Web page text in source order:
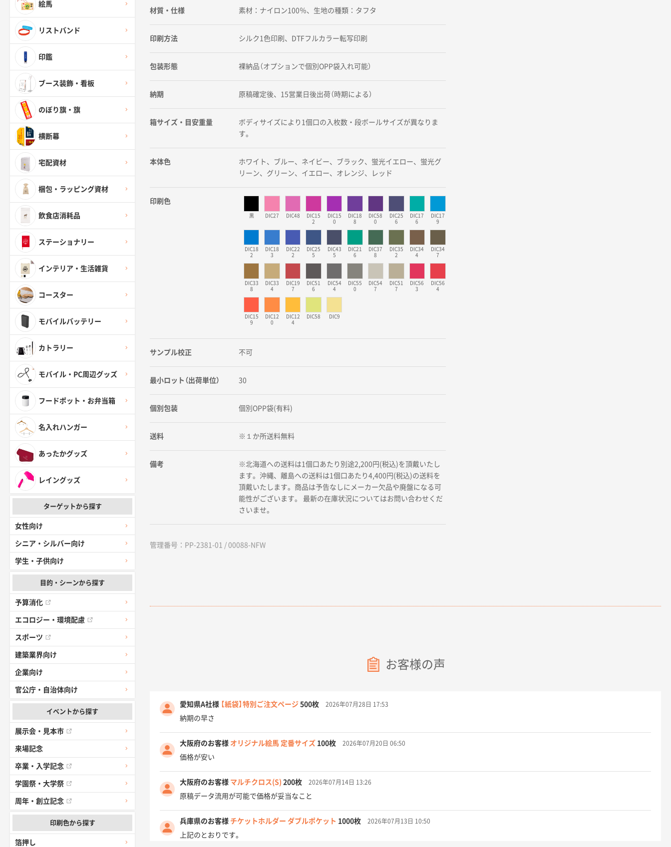
絵馬
リストバンド
印鑑
ブース装飾・看板
のぼり旗・旗
横断幕
宅配資材
梱包・ラッピング資材
飲食店消耗品
ステーショナリー
インテリア・生活雑貨
コースター
モバイルバッテリー
カトラリー
モバイル・PC周辺グッズ
フードポット・お弁当箱
名入れハンガー
あったかグッズ
レイングッズ
ターゲットから探す
女性向け
シニア・シルバー向け
学生・子供向け
目的・シーンから探す
予算消化
エコロジー・環境配慮
スポーツ
建築業界向け
企業向け
官公庁・自治体向け
イベントから探す
展示会・見本市
来場記念
卒業・入学記念
学園祭・大学祭
周年・創立記念
印刷色から探す
箔押し
材質・仕様 素材：ナイロン100％、生地の種類：タフタ
印刷方法 シルク1色印刷、DTFフルカラー転写印刷
包装形態 裸納品（オプションで個別OPP袋入れ可能）
納期 原稿確定後、15営業日後出荷（時期による）
箱サイズ・目安重量
ボディサイズにより1個口の入枚数・段ボールサイズが異なりま
す。
本体色
ホワイト、ブルー、ネイビー、ブラック、蛍光イエロー、蛍光グ
リーン、グリーン、イエロー、オレンジ、レッド
印刷色
黒 DIC27 DIC48
DIC15
2
DIC15
0
DIC18
8
DIC58
0
DIC25
6
DIC17
6
DIC17
9
DIC18
2
DIC18
3
DIC22
2
DIC25
5
DIC43
5
DIC21
6
DIC37
8
DIC35
2
DIC34
4
DIC34
7
DIC33
8
DIC33
4
DIC19
7
DIC51
6
DIC54
4
DIC55
0
DIC54
7
DIC51
7
DIC56
3
DIC56
4
DIC15
9
DIC12
0
DIC12
4
DIC58 DIC9
サンプル校正 不可
最小ロット（出荷単位） 30
個別包装 個別OPP袋(有料)
送料 ※１か所送料無料
備考
※北海道への送料は1個口あたり別途2,200円(税込)を頂戴いたし
ます。沖縄、離島への送料は1個口あたり4,400円(税込)の送料を
頂戴いたします。商品は予告なしにメーカー欠品や廃盤になる可
能性がございます。 最新の在庫状況についてはお問い合わせくだ
さいませ。
管理番号：PP-2381-01 / 00088-NFW
お客様の声
愛知県A社様 【紙袋】特別ご注文ページ 500枚 2026年07月28日 17:53
納期の早さ
大阪府のお客様 オリジナル絵馬 定番サイズ 100枚 2026年07月20日 06:50
価格が安い
大阪府のお客様 マルチクロス(S) 200枚 2026年07月14日 13:26
原稿データ流用が可能で価格が妥当なこと
兵庫県のお客様 チケットホルダー ダブルポケット 1000枚 2026年07月13日 10:50
上記のとおりです。